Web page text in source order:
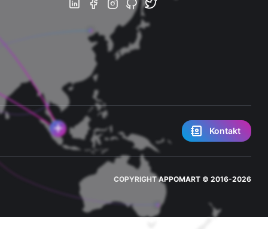
Kontakt
COPYRIGHTAPPOMART © 2016-2026